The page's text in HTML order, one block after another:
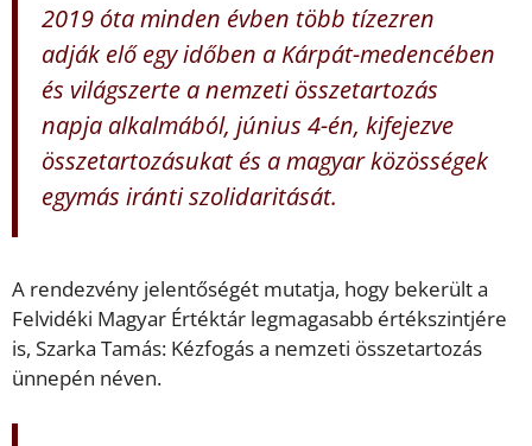
2019 óta minden évben több tízezren
adják elő egy időben a Kárpát-medencében
és világszerte a nemzeti összetartozás
napja alkalmából, június 4-én, kifejezve
összetartozásukat és a magyar közösségek
egymás iránti szolidaritását.
A rendezvény jelentőségét mutatja, hogy bekerült a
Felvidéki Magyar Értéktár legmagasabb értékszintjére
is, Szarka Tamás: Kézfogás a nemzeti összetartozás
ünnepén néven.